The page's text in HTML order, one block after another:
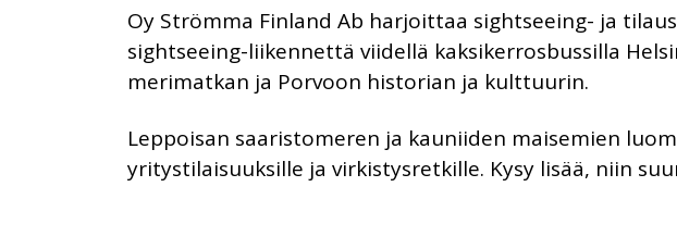
Oy Strömma Finland Ab harjoittaa sightseeing- ja
sightseeing-liikennettä viidellä kaksikerrosbussilla
merimatkan ja Porvoon historian ja kulttuurin.
Leppoisan saaristomeren ja kauniiden maisemien
yritystilaisuuksille ja virkistysretkille. Kysy lisää, niin